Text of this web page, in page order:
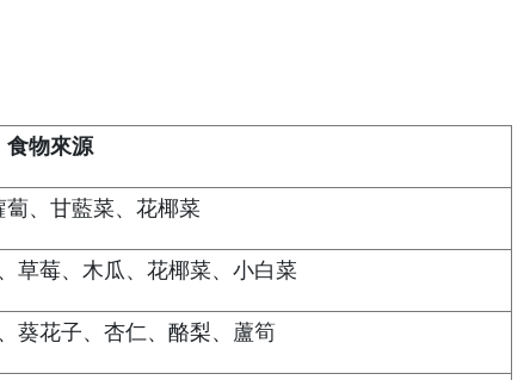
食物來源
蔔、甘藍菜、花椰菜
草莓、木瓜、花椰菜、小白菜
葵花子、杏仁、酪梨、蘆筍